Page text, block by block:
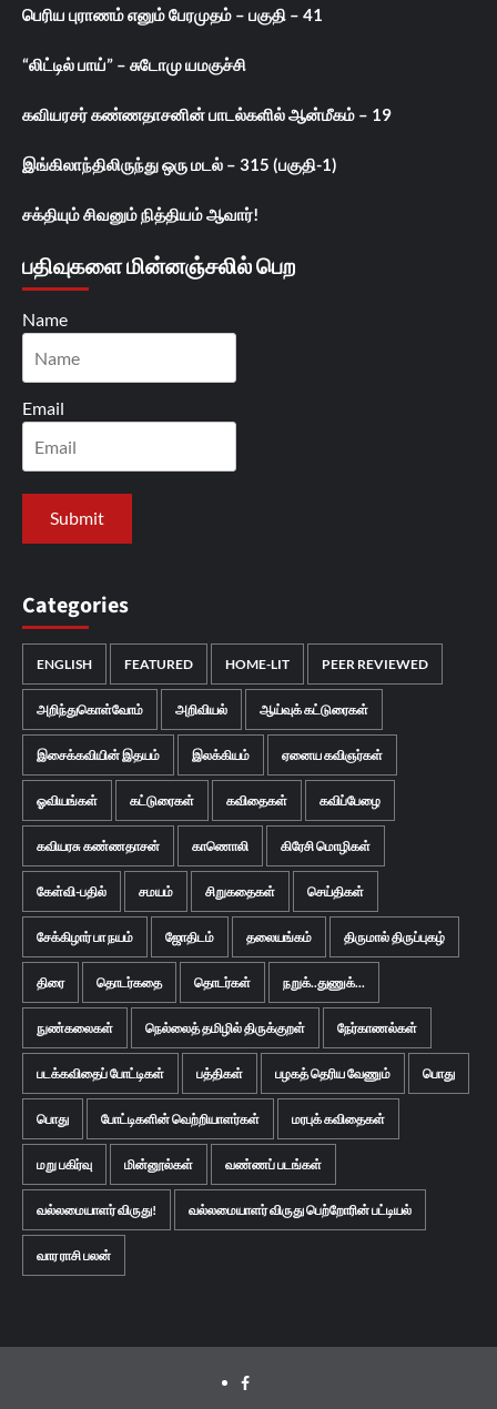
பெரிய புராணம் எனும் பேரமுதம் – பகுதி – 41
“லிட்டில் பாய்” – சுடோமு யமகுச்சி
கவியரசர் கண்ணதாசனின் பாடல்களில் ஆன்மீகம் – 19
இங்கிலாந்திலிருந்து ஒரு மடல் – 315 (பகுதி-1)
சக்தியும் சிவனும் நித்தியம் ஆவார்!
பதிவுகளை மின்னஞ்சலில் பெற
Name
Email
Categories
ENGLISH FEATURED HOME-LIT PEER REVIEWED
அறிந்துகொள்வோம் அறிவியல் ஆய்வுக் கட்டுரைகள்
இசைக்கவியின் இதயம் இலக்கியம் ஏனைய கவிஞர்கள்
ஓவியங்கள் கட்டுரைகள் கவிதைகள் கவிப்பேழை
கவியரசு கண்ணதாசன் காணொலி கிரேசி மொழிகள்
கேள்வி-பதில் சமயம் சிறுகதைகள் செய்திகள்
சேக்கிழார் பா நயம் ஜோதிடம் தலையங்கம் திருமால் திருப்புகழ்
திரை தொடர்கதை தொடர்கள் நறுக்..துணுக்...
நுண்கலைகள் நெல்லைத் தமிழில் திருக்குறள் நேர்காணல்கள்
படக்கவிதைப் போட்டிகள் பத்திகள் பழகத் தெரிய வேணும் பொது
பொது போட்டிகளின் வெற்றியாளர்கள் மரபுக் கவிதைகள்
மறு பகிர்வு மின்னூல்கள் வண்ணப் படங்கள்
வல்லமையாளர் விருது! வல்லமையாளர் விருது பெற்றோரின் பட்டியல்
வார ராசி பலன்
Facebook